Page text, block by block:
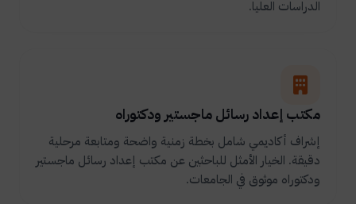
الدراسات العليا.
مكتب إعداد رسائل ماجستير ودكتوراه
إشراف أكاديمي شامل بخطة زمنية واضحة ومتابعة مرحلية
دقيقة. الخيار الأمثل للباحثين عن مكتب إعداد رسائل ماجستير
ودكتوراه موثوق في الجامعات.